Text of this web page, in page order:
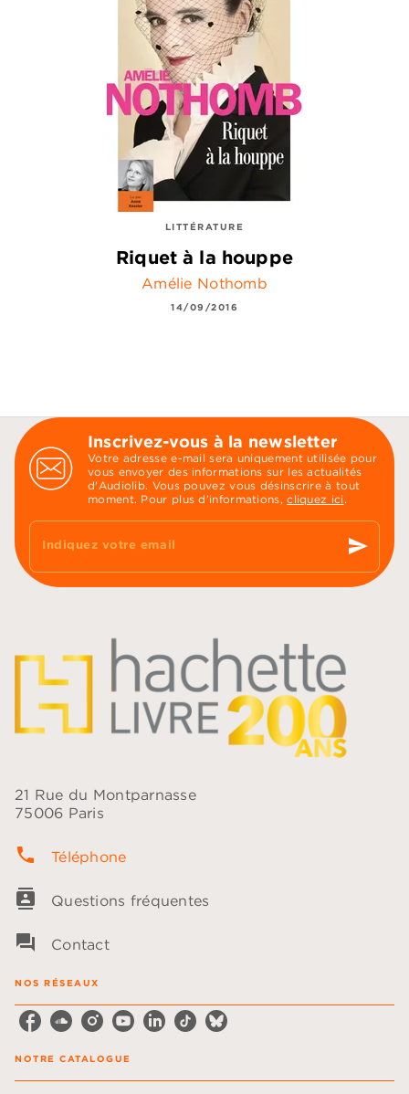
LITTÉRATURE
Riquet à la houppe
Amélie Nothomb
14/09/2016
Inscrivez-vous à la newsletter
Votre adresse e-mail sera uniquement utilisée pour
vous envoyer des informations sur les actualités
d'Audiolib. Vous pouvez vous désinscrire à tout
moment. Pour plus d’informations,cliquez ici .
Indiquez votre email send
21 Rue du Montparnasse
75006 Paris
phone Téléphone
contacts Questions fréquentes
question_answer Contact
NOS RÉSEAUX
NOTRE CATALOGUE